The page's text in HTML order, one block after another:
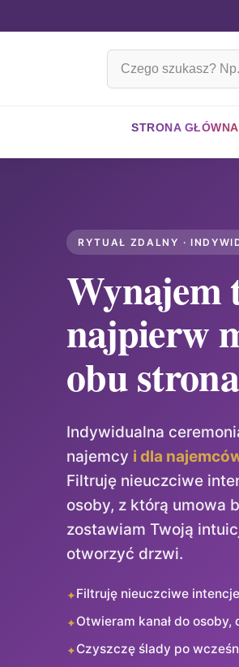
STRONA GŁÓWNA
RYTUAŁ ZDALNY ·
Wynajem
najpierw
obu
Indywidualna
najemcy i dla
Filtruję nieuczciwe
osoby, z którą umowa
zostawiam Twoją
otworzyć drzwi.
✦Filtruję nieuczciwe
✦Otwieram kanał do
✦Czyszczę ślady po